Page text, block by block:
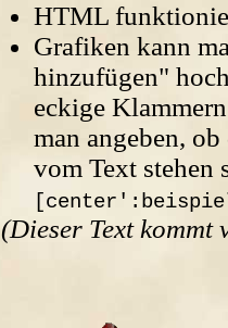
HTML
Grafiken kann
hinzufügen"
eckige
man angeben,
vom Text
(Dieser Text kommt